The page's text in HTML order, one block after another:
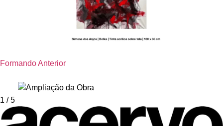
Formando Anterior
1 / 5